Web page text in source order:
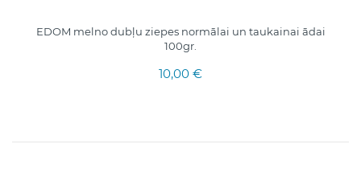
EDOM melno dubļu ziepes normālai un taukainai ādai
100gr.
10,00 €